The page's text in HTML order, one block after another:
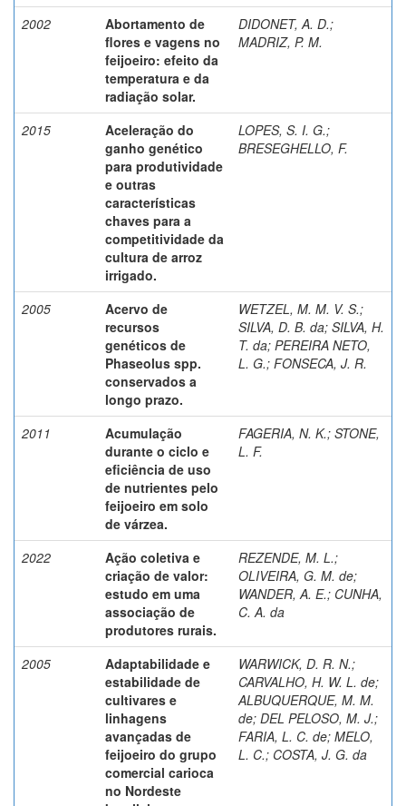
2002
Abortamento de
flores e vagens no
feijoeiro: efeito da
temperatura e da
radiação solar.
DIDONET, A. D.;
MADRIZ, P. M.
2015
Aceleração do
ganho genético
para produtividade
e outras
características
chaves para a
competitividade da
cultura de arroz
irrigado.
LOPES, S. I. G.;
BRESEGHELLO, F.
2005
Acervo de
recursos
genéticos de
Phaseolus spp.
conservados a
longo prazo.
WETZEL, M. M. V. S.;
SILVA, D. B. da; SILVA, H.
T. da; PEREIRA NETO,
L. G.; FONSECA, J. R.
2011
Acumulação
durante o ciclo e
eficiência de uso
de nutrientes pelo
feijoeiro em solo
de várzea.
FAGERIA, N. K.; STONE,
L. F.
2022
Ação coletiva e
criação de valor:
estudo em uma
associação de
produtores rurais.
REZENDE, M. L.;
OLIVEIRA, G. M. de;
WANDER, A. E.; CUNHA,
C. A. da
2005
Adaptabilidade e
estabilidade de
cultivares e
linhagens
avançadas de
feijoeiro do grupo
comercial carioca
no Nordeste
WARWICK, D. R. N.;
CARVALHO, H. W. L. de;
ALBUQUERQUE, M. M.
de; DEL PELOSO, M. J.;
FARIA, L. C. de; MELO,
L. C.; COSTA, J. G. da